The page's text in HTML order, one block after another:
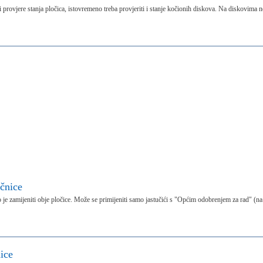
stanja pločica, istovremeno treba provjeriti i stanje kočionih diskova. Na diskovima
zamijeniti obje pločice. Može se primijeniti samo jastučići s "Općim odobrenjem za rad" (na